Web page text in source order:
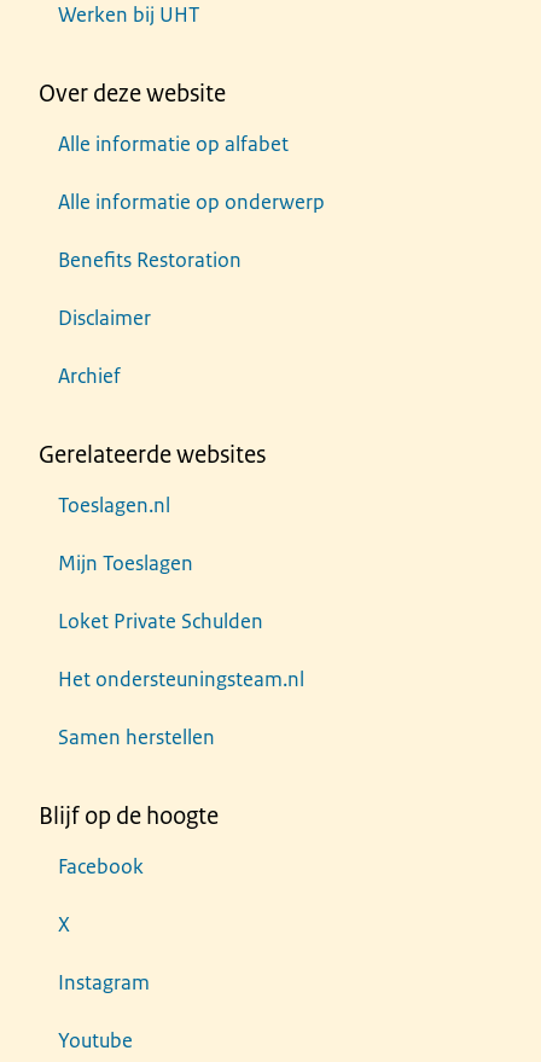
Werken bij UHT
Over deze website
Alle informatie op alfabet
Alle informatie op onderwerp
Benefits Restoration
Disclaimer
Archief
Gerelateerde websites
Toeslagen.nl
Mijn Toeslagen
Loket Private Schulden
Het ondersteuningsteam.nl
Samen herstellen
Blijf op de hoogte
Facebook
X
Instagram
Youtube